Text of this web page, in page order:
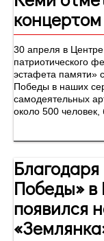
концертом
30 апреля в
патриотического
эстафета памяти»
Победы в наших
самодеятельных
около 500
Победы»
появился